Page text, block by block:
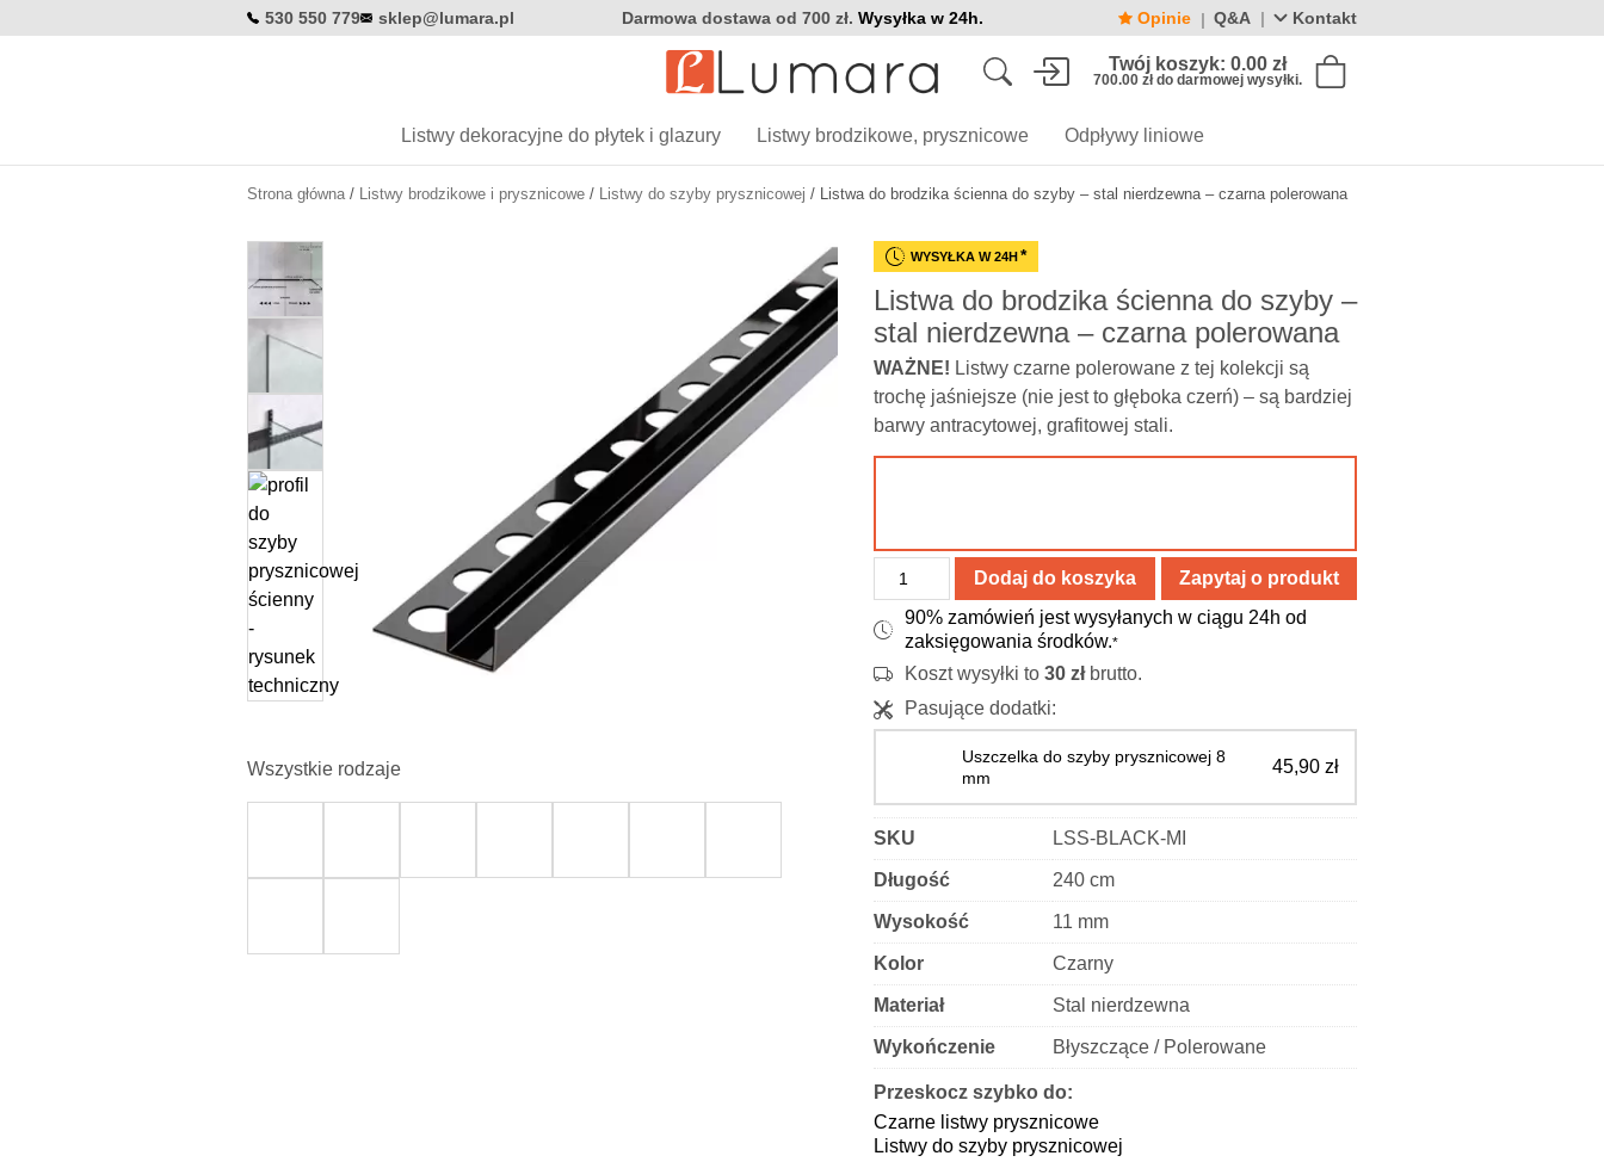
530 550 779 sklep@lumara.pl Darmowa dostawa od 700 zł. Wysyłka w 24h. Opinie Q&A Kontakt
Wyszukiwarka
produktów
Twój koszyk: 0.00 zł
700.00 złdo darmowej wysyłki.
Listwy dekoracyjne do płytek i glazury
Kategorie
Teowniki T
Listwy L
Listwy kwadratowe Q
Zakończenia Q
Kształt Kolor
Srebrny
Grafitowy (gunmetal)
Listwy brodzikowe, prysznicowe
Kategorie
Listwy spadkowe do odpływu
liniowego
Listwy do szyby prysznicowej
Listwy czołowe
Kolor
Srebrny
Grafitowy (gunmetal)
Odpływy liniowe
Kategorie
Odpływy liniowe 90 cm
Strona główna/ Listwy brodzikowe i prysznicowe / Listwy do szyby prysznicowej / Listwa do brodzika ścienna do szyby – stal nierdzewna – czarna polerowana
Wszystkie rodzaje
WYSYŁKA W 24H*
Listwa do brodzika ścienna do szyby –
stal nierdzewna – czarna polerowana
WAŻNE! Listwy czarne polerowane z tej kolekcji są
trochę jaśniejsze (nie jest to głęboka czerń) – są bardziej
barwy antracytowej, grafitowej stali.
ilość
Listwa
do
ścienna
do
stal
nierdzewna
-
czarna
polerowana
Dodaj do koszyka
Zapytaj o produkt
90% zamówień jest wysyłanych w ciągu 24h od
zaksięgowania środków.*
Koszt wysyłki to 30 złbrutto.
Pasujące dodatki:
Uszczelka do szyby prysznicowej 8
mm
45,90 zł
SKU LSS-BLACK-MI
Długość 240 cm
Wysokość 11 mm
Kolor Czarny
Materiał Stal nierdzewna
Wykończenie Błyszczące / Polerowane
Przeskocz szybko do:
Czarne listwy prysznicowe
Listwy do szyby prysznicowej